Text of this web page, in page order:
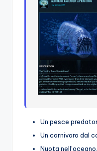
Un pesce
Un carnivoro dal
Nuota